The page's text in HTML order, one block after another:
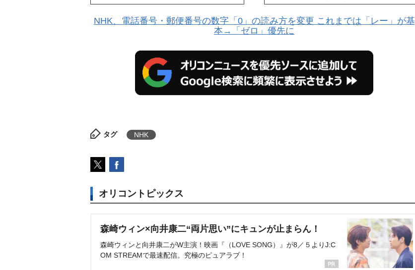
NHK、電話番号・郵便番号の数字「0」の読み方を変更 これまでは「レー」が基
本→「ゼロ」優先に
タグ NHK
オリコントピックス
森崎ウィン×向井康二“両片思い”にキュンが止まらん！
森崎ウィンと向井康二がW主演！映画『（LOVE SONG）』が8／５よりJ:C
OM STREAMで最速配信。究極のピュアラブ！